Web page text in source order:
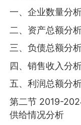
一、企业数量分
二、资产总额分
三、负债总额分
四、销售收入分
五、利润总额分
第二节 2019-
供给情况分析